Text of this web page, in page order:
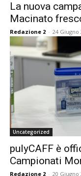
La nuova
Macinato
Redazione 2 - 24 Giugno
Uncategorized
pulyCAFF è
Campionati
Redazione 2 - 20 Giugno